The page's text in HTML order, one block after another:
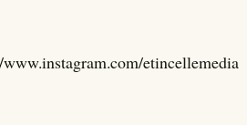
etincellemedia